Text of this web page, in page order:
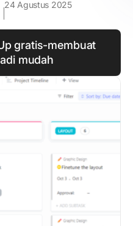
24 Agustus 2025
gratis-membuat
mudah